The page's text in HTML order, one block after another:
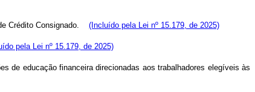
Crédito Consignado. (Incluído pela Lei nº 15.179, de 2025)
pela Lei nº 15.179, de 2025)
de educação financeira direcionadas aos trabalhadores elegíveis às